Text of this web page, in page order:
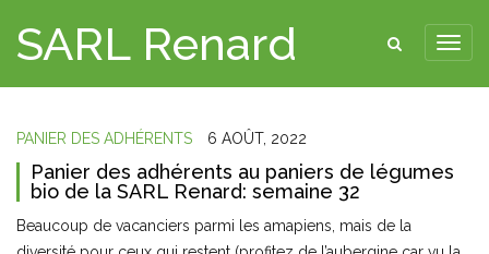
SARL Renard
PANIER DES ADHÉRENTS 6 AOÛT, 2022
Panier des adhérents au paniers de légumes
bio de la SARL Renard: semaine 32
Beaucoup de vacanciers parmi les amapiens, mais de la